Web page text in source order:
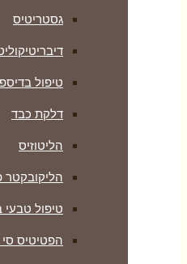
גסטריטיס
טיפול
דלקת כבד
הליטוזיס
הליקובקטר
טיפול טבעי
הפטיטיס